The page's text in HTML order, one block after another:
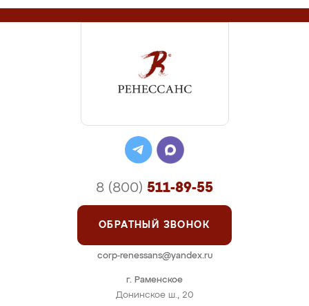
г. Раменское
Донинское ш., 20
8 (800) 511-89-55
ОБРАТНЫЙ ЗВОНОК
corp-renessans@yandex.ru